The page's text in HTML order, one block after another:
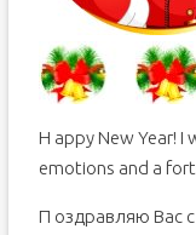
H appy New Year! I
emotions and a
П оздравляю Вас